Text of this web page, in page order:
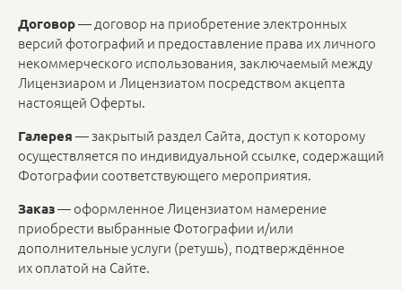
Договор— договор на приобретение электронных
версий фотографий и предоставление права их личного
некоммерческого использования, заключаемый между
Лицензиаром и Лицензиатом посредством акцепта
настоящей Оферты.
Галерея — закрытый раздел Сайта, доступ к которому
осуществляется по индивидуальной ссылке, содержащий
Фотографии соответствующего мероприятия.
Заказ— оформленное Лицензиатом намерение
приобрести выбранные Фотографии и/или
дополнительные услуги (ретушь), подтверждённое
их оплатой на Сайте.